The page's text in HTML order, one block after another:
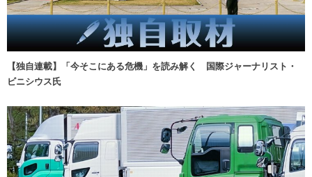
【独自連載】「今そこにある危機」を読み解く 国際ジャーナリスト・
ビニシウス氏